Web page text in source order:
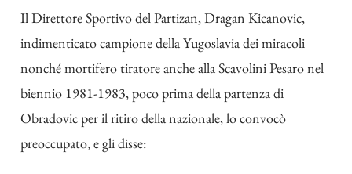
Il Direttore Sportivo del Partizan, Dragan Kicanovic,
indimenticato campione della Yugoslavia dei miracoli
nonché mortifero tiratore anche alla Scavolini Pesaro nel
biennio 1981-1983, poco prima della partenza di
Obradovic per il ritiro della nazionale, lo convocò
preoccupato, e gli disse: